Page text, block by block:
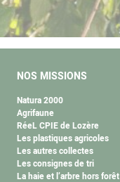
NOS MISSIONS
Natura 2000
Agrifaune
RéeL CPIE de Lozère
Les plastiques agricoles
Les autres collectes
Les consignes de tri
La haie et l’arbre hors forêt